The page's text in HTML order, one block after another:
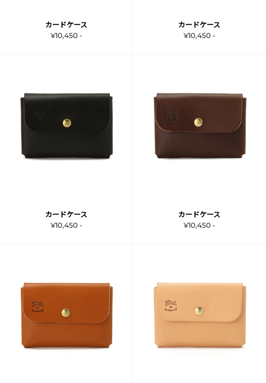
カードケース
¥10,450 -
カードケース
¥10,450 -
カードケース
¥10,450 -
カードケース
¥10,450 -